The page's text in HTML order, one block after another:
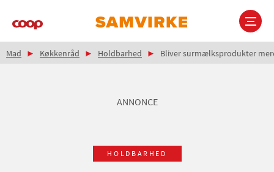
Main
Brødkrumme
Mad Køkkenråd Holdbarhed Bliver surmælksprodukter
ANNONCE
HOLDBARHED